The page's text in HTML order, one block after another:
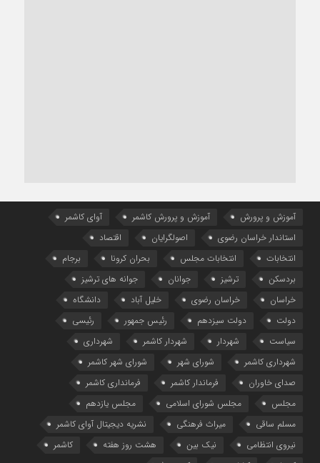
آموزش و پرورش آموزش و پرورش کاشمر
آوای کاشمر
استاندار خراسان رضوی
اصولگرایان
اقتصاد
انتخابات
انتخابات مجلس بحران کرونا
برجام
بردسکن
ترشیز جوانان
جوانه های ترشیز
خراسان
خراسان رضوی خلیل آباد
دانشگاه
دولت
دولت سیزدهم رئیس جمهور
رئیسی
سیاست
شهردار شهردار کاشمر
شهرداری
شهرداری کاشمر
شورای شهر
شورای شهر کاشمر
صدای خاوران
فرماندار کاشمر
فرمانداری کاشمر
مجلس
مجلس شورای اسلامی
مجلس یازدهم
مسلم ساقی
میراث فرهنگی
نشریه دیجیتال آوای کاشمر
نیروی انتظامی
نیک بین هشت روز هفته
کاشمر